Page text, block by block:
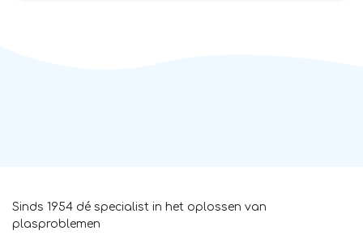
Sinds 1954 dé specialist in het oplossen van
plasproblemen